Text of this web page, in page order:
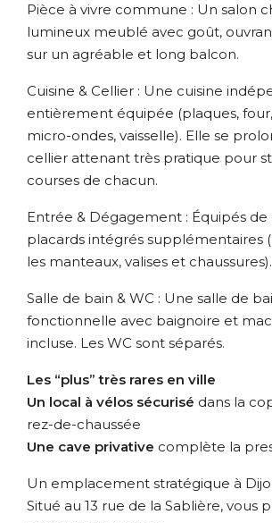
Pièce à vivre commune : Un salon
lumineux meublé avec goût,
sur un agréable et long balcon.
Cuisine & Cellier : Une cuisine
entièrement équipée (plaques,
micro-ondes, vaisselle). Elle se
cellier attenant très pratique pour
courses de chacun.
Entrée & Dégagement : Équipés de
placards intégrés supplémentaires
les manteaux, valises et chaussures).
Salle de bain & WC : Une salle de
fonctionnelle avec baignoire et
incluse. Les WC sont séparés.
Les “plus” très rares en ville
Un local à vélos sécurisé dans la
rez-de-chaussée
Une cave privative complète la
Un emplacement stratégique à
Situé au 13 rue de la Sablière, vous